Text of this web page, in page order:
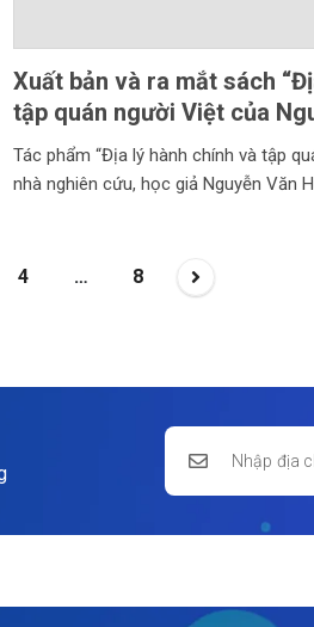
Xuất bản và ra mắt sách
tập quán người Việt của
Tác phẩm “Địa lý hành chính và tập
nhà nghiên cứu, học giả Nguyễn Văn
4 … 8